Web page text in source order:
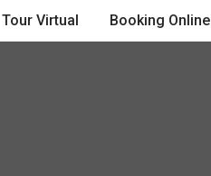
Tour Virtual Booking Online